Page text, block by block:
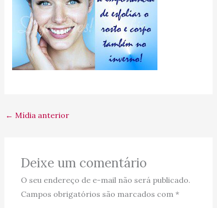
← Mídia anterior
Deixe um comentário
O seu endereço de e-mail não será publicado.
Campos obrigatórios são marcados com *